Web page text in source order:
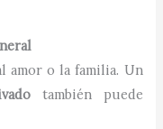
amor o la familia. Un
también puede